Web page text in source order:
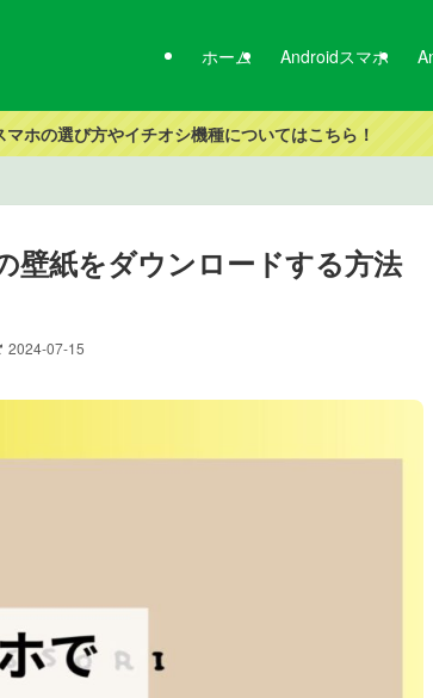
ホーム Androidスマホ
マホの選び方やイチオシ機種についてはこちら！
壁紙をダウンロードする方法
2024-07-15